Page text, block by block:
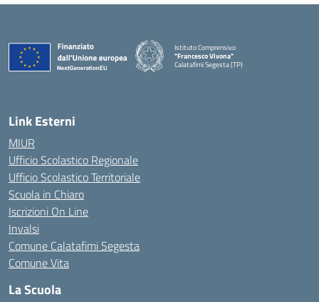
Istituto Comprensivo
"Francesco Vivona"
Calatafimi Segesta (TP)
— Visita la pagina iniziale della scuola
Link Esterni
MIUR
Ufficio Scolastico Regionale
Ufficio Scolastico Territoriale
Scuola in Chiaro
Iscrizioni On Line
Invalsi
Comune Calatafimi Segesta
Comune Vita
La Scuola